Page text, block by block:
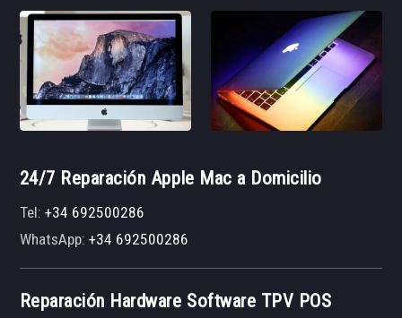
24/7 Reparación Apple Mac a Domicilio
Tel:+34 692500286
WhatsApp:+34 692500286
Reparación Hardware Software TPV POS